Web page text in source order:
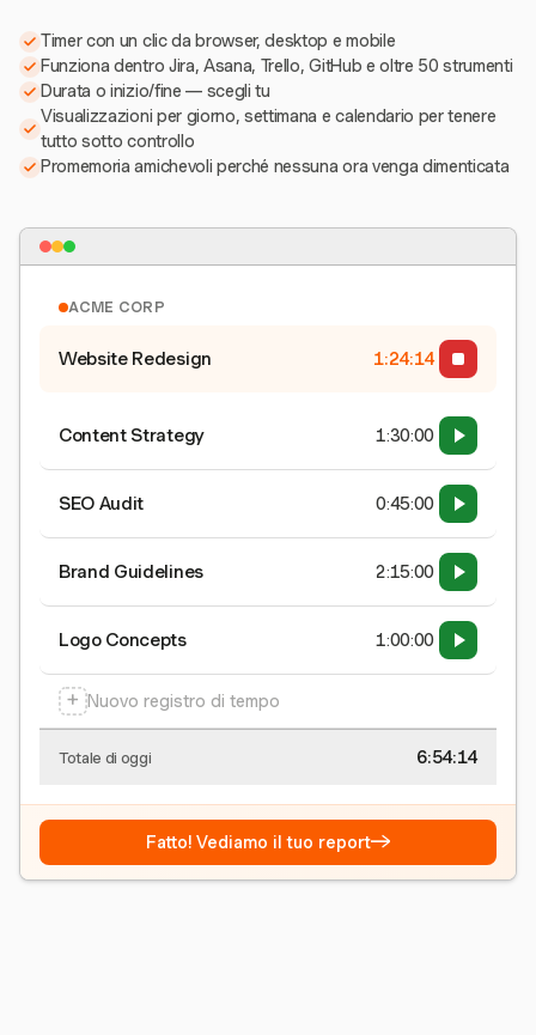
Timer con un clic da browser, desktop e mobile
Funziona dentro Jira, Asana, Trello, GitHub e oltre 50 strumenti
Durata o inizio/fine — scegli tu
Visualizzazioni per giorno, settimana e calendario per tenere
tutto sotto controllo
Promemoria amichevoli perché nessuna ora venga dimenticata
ACME CORP
Website Redesign 1:24:15
Content Strategy 1:30:00
SEO Audit 0:45:00
Brand Guidelines 2:15:00
Logo Concepts 1:00:00
+ Nuovo registro di tempo
Totale di oggi 6:54:15
Fatto! Vediamo il tuo report→